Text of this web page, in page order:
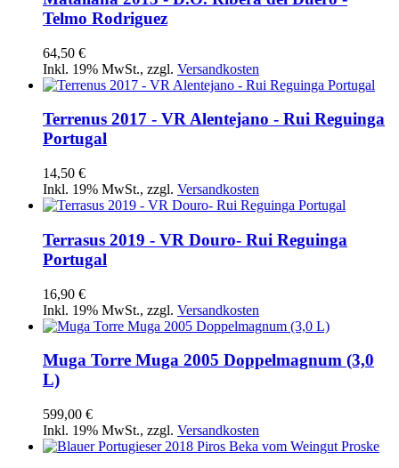
Telmo Rodriguez
64,50 €
Inkl. 19% MwSt., zzgl. Versandkosten
Terrenus 2017 - VR Alentejano - Rui Reguinga
Portugal
14,50 €
Inkl. 19% MwSt., zzgl. Versandkosten
Terrasus 2019 - VR Douro- Rui Reguinga
Portugal
16,90 €
Inkl. 19% MwSt., zzgl. Versandkosten
Muga Torre Muga 2005 Doppelmagnum (3,0
L)
599,00 €
Inkl. 19% MwSt., zzgl. Versandkosten